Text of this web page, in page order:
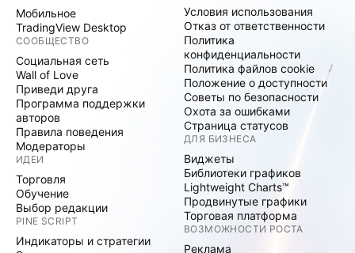
Мобильное
TradingView Desktop
СООБЩЕСТВО
Социальная сеть
Wall of Love
Приведи друга
Программа поддержки
авторов
Правила поведения
Модераторы
ИДЕИ
Торговля
Обучение
Выбор редакции
PINE SCRIPT
Индикаторы и стратегии
Условия использования
Отказ от ответственности
Политика
конфиденциальности
Политика файлов cookie
Положение о доступности
Советы по безопасности
Охота за ошибками
Страница статусов
ДЛЯ БИЗНЕСА
Виджеты
Библиотеки графиков
Lightweight Charts™
Продвинутые графики
Торговая платформа
ВОЗМОЖНОСТИ РОСТА
Реклама